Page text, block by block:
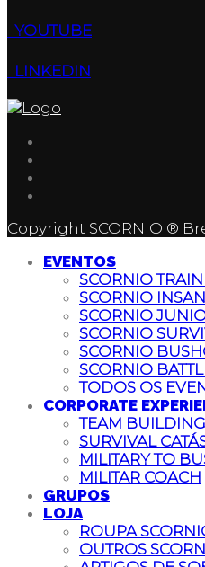
YOUTUBE
LINKEDIN
Copyright SCORNIO ®
EVENTOS
SCORNIO
SCORNIO
SCORNIO
SCORNIO
SCORNIO
SCORNIO
TODOS OS
CORPORATE
TEAM
SURVIVAL
MILITARY TO
MILITAR COACH
GRUPOS
LOJA
ROUPA
OUTROS